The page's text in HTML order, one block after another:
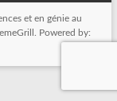
et en génie au
Powered by: